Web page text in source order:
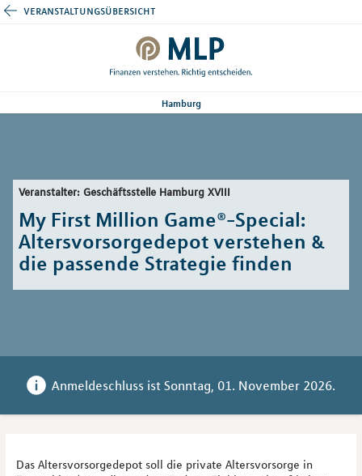
veranstaltungsübersicht
Hamburg
Veranstalter: Geschäftsstelle Hamburg XVIII
My First Million Game®-Special:
Altersvorsorgedepot verstehen &
die passende Strategie finden
Anmeldeschluss ist Sonntag, 01. November 2026.
Das Altersvorsorgedepot soll die private Altersvorsorge in